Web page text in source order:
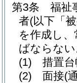
第3条
福祉
者(以下「
を作成し
ばならな
(1)
措置
(2)
面接(